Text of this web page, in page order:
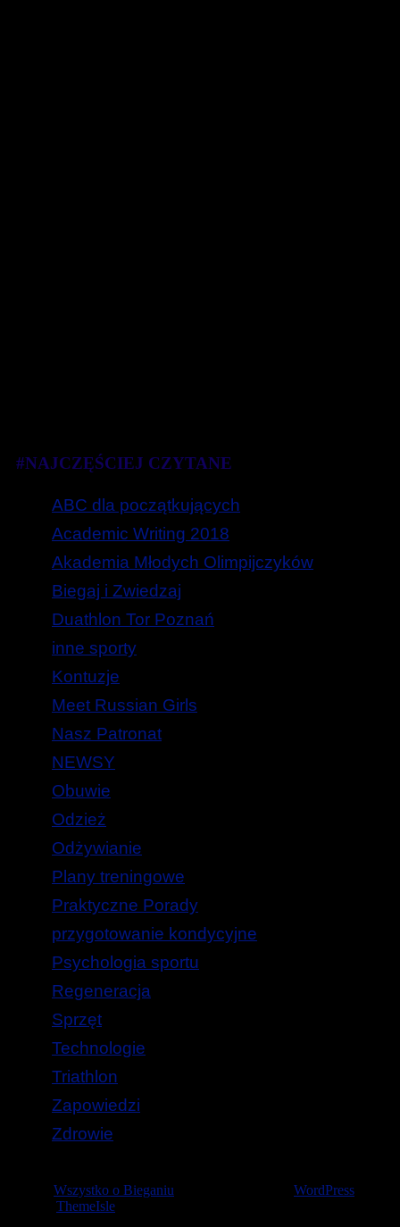
#NAJCZĘŚCIEJ CZYTANE
ABC dla początkujących
Academic Writing 2018
Akademia Młodych Olimpijczyków
Biegaj i Zwiedzaj
Duathlon Tor Poznań
inne sporty
Kontuzje
Meet Russian Girls
Nasz Patronat
NEWSY
Obuwie
Odzież
Odżywianie
Plany treningowe
Praktyczne Porady
przygotowanie kondycyjne
Psychologia sportu
Regeneracja
Sprzęt
Technologie
Triathlon
Zapowiedzi
Zdrowie
Wszystko o Bieganiu
WordPress
ThemeIsle